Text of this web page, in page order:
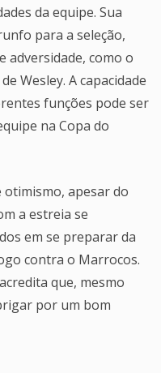
da equipe. Sua
para a seleção,
adversidade, como o
Wesley. A capacidade
funções pode ser
na Copa do
otimismo, apesar do
a estreia se
em se preparar da
contra o Marrocos.
que, mesmo
por um bom